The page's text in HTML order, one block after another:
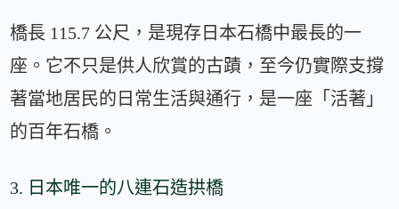
橋長 115.7 公尺，是現存日本石橋中最長的一
座。它不只是供人欣賞的古蹟，至今仍實際支撐
著當地居民的日常生活與通行，是一座「活著」
的百年石橋。
3. 日本唯一的八連石造拱橋